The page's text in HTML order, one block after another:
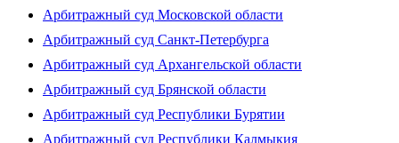
Арбитражный суд Московской области
Арбитражный суд Санкт-Петербурга
Арбитражный суд Архангельской области
Арбитражный суд Брянской области
Арбитражный суд Республики Бурятии
Арбитражный суд Республики Калмыкия